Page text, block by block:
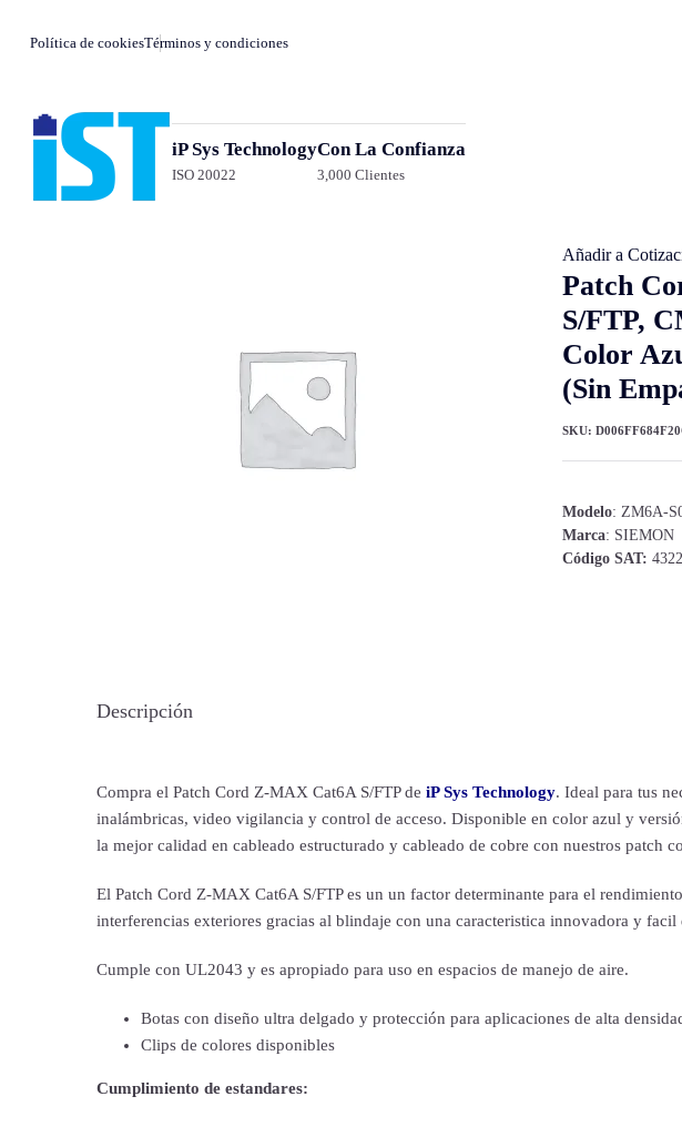
Política de cookiesTérminos y condiciones
iP Sys Technology
ISO 20022
Con La Confianza
3,000 Clientes
Patch
S/FTP,
Color
(Sin
Modelo: ZM6A-
Marca: SIEMON
Código SAT:
Añadir a
SKU: D006FF684F20
Descripción
Compra el Patch Cord Z-MAX Cat6A S/FTP de iP Sys Technology. Ideal para tus
inalámbricas, video vigilancia y control de acceso. Disponible en color azul y
la mejor calidad en cableado estructurado y cableado de cobre con nuestros patch
El Patch Cord Z-MAX Cat6A S/FTP es un un factor determinante para el
interferencias exteriores gracias al blindaje con una caracteristica innovadora y facil
Cumple con UL2043 y es apropiado para uso en espacios de manejo de aire.
Botas con diseño ultra delgado y protección para aplicaciones de alta
Clips de colores disponibles
Cumplimiento de estandares: